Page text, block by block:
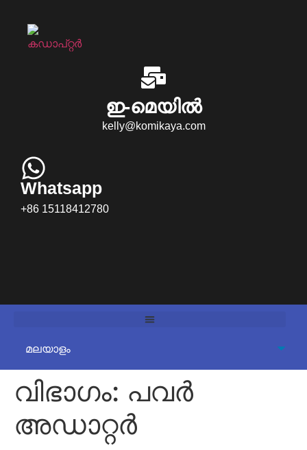
ഇ-മെയിൽ
kelly@komikaya.com
Whatsapp
+86 15118412780
വിഭാഗം: പവർ
അഡാറ്റർ